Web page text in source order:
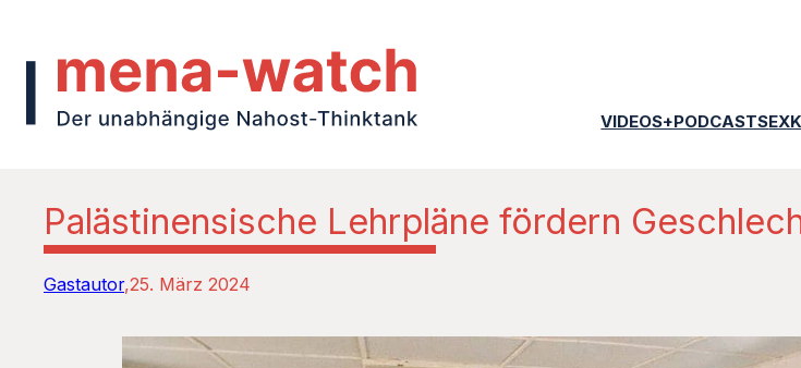
VIDEOS+PODCASTS
Palästinensische Lehrpläne fördern
Gastautor 25. März 2024